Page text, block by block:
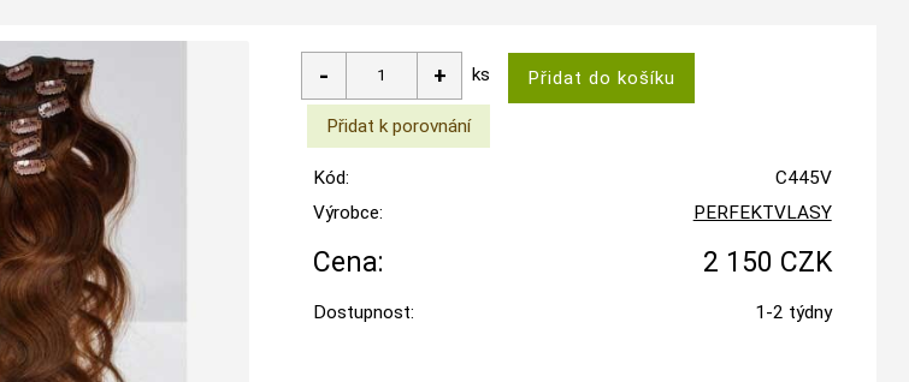
ks
Kód:
C445V
Výrobce:
PERFEKTVLASY
Cena: 2 150 CZK
Dostupnost: 1-2 týdny